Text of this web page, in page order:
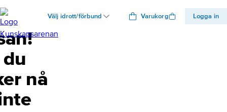
Välj idrott/förbund Varukorg Logga in
nå